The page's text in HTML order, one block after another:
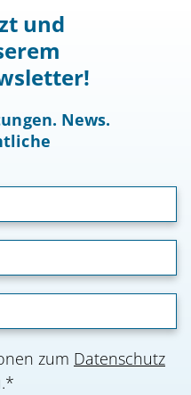
und
News.
zum Datenschutz